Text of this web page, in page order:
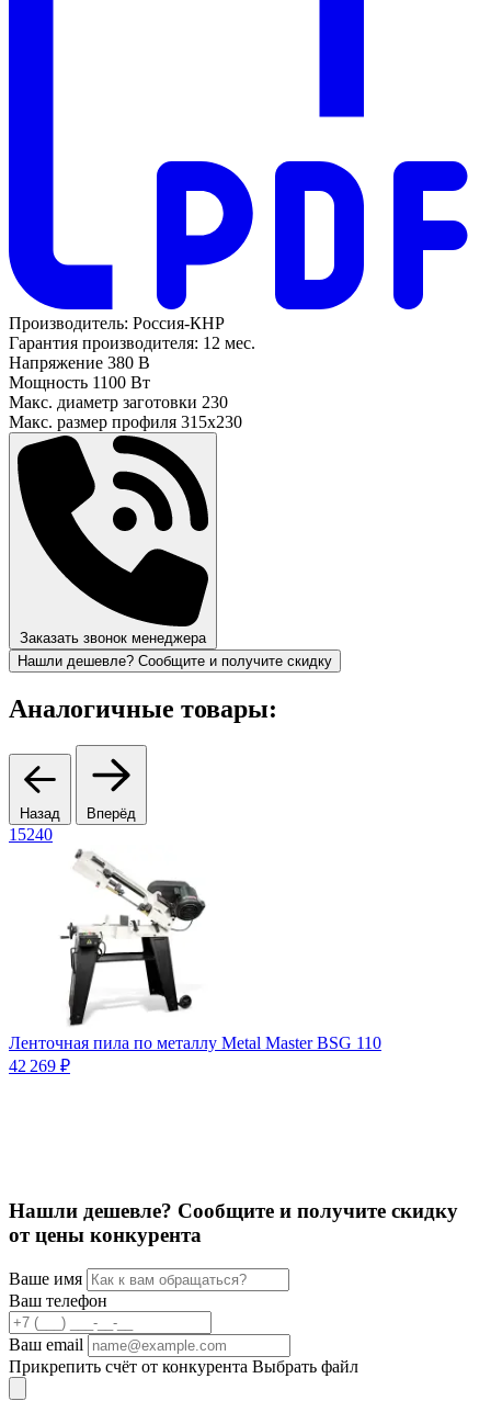
Производитель: Россия-КНР
Гарантия производителя: 12 мес.
Напряжение 380 В
Мощность 1100 Вт
Макс. диаметр заготовки 230
Макс. размер профиля 315х230
Заказать звонок менеджера
Нашли дешевле? Сообщите и получите скидку
Аналогичные товары:
Назад Вперёд
15240
Ленточная пила по металлу Metal Master BSG 110
42 269 ₽
Нашли дешевле? Сообщите и получите скидку
от цены конкурента
Ваше имя
Ваш телефон
Ваш email
Прикрепить счёт от конкурента Выбрать файл